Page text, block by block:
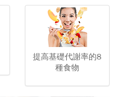
提高基礎代謝率的8
種食物